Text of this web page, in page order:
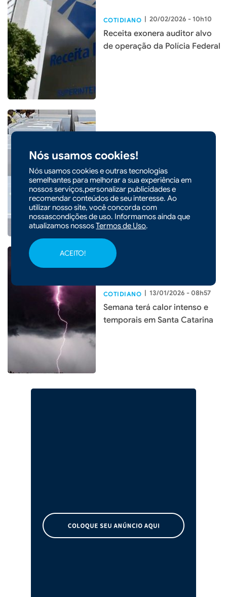
Nós usamos cookies!
Nós usamos cookies e outras tecnologias
semelhantes para melhorar a sua experiência em
nossos serviços,personalizar publicidades e
recomendar conteúdos de seu interesse. Ao
utilizar nosso site, você concorda com
nossascondições de uso. Informamos ainda que
atualizamos nossosTermos de Uso.
ACEITO!
COTIDIANO 20/02/2026 - 10h10
Receita exonera auditor alvo
de operação da Polícia Federal
COTIDIANO
geladeira para reduzir
consumo de energia
COTIDIANO 13/01/2026 - 08h57
Semana terá calor intenso e
temporais em Santa Catarina